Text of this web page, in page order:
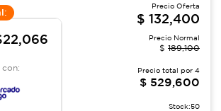
con:
Precio Oferta
$ 132,400
Precio Normal
$ 189,100
Precio total por 4
$ 529,600
Stock:50